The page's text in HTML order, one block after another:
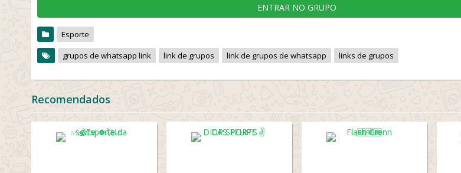
ENTRAR NO GRUPO
Esporte
grupos de whatsapp link
link de grupos link de grupos de whatsapp links de grupos
Recomendados